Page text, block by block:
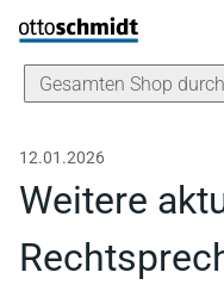
Direkt zum Inhalt
12.01.2026
Weitere